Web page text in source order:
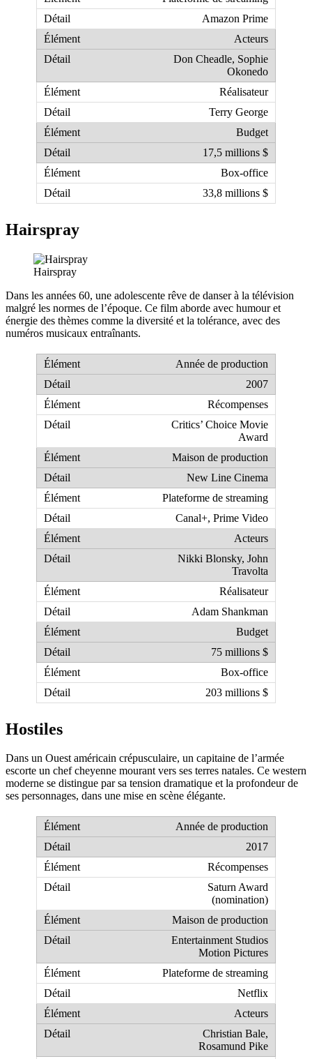
Amazon Prime
Acteurs
Don Cheadle, Sophie
Okonedo
Réalisateur
Terry George
Budget
17,5 millions $
Box-office
33,8 millions $
Hairspray
Hairspray
Dans les années 60, une adolescente rêve de danser à la télévision
malgré les normes de l’époque. Ce film aborde avec humour et
énergie des thèmes comme la diversité et la tolérance, avec des
numéros musicaux entraînants.
Année de production
2007
Récompenses
Critics’ Choice Movie
Award
Maison de production
New Line Cinema
Plateforme de streaming
Canal+, Prime Video
Acteurs
Nikki Blonsky, John
Travolta
Réalisateur
Adam Shankman
Budget
75 millions $
Box-office
203 millions $
Hostiles
Dans un Ouest américain crépusculaire, un capitaine de l’armée
escorte un chef cheyenne mourant vers ses terres natales. Ce western
moderne se distingue par sa tension dramatique et la profondeur de
ses personnages, dans une mise en scène élégante.
Année de production
2017
Récompenses
Saturn Award
(nomination)
Maison de production
Entertainment Studios
Motion Pictures
Plateforme de streaming
Netflix
Acteurs
Christian Bale,
Rosamund Pike